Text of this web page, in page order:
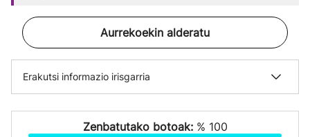
Aurrekoekin alderatu
Erakutsi informazio irisgarria
Zenbatutako botoak: % 100